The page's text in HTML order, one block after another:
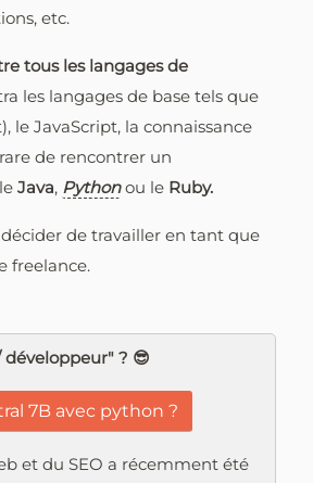
etc.
tous les langages de
les langages de base tels que
le JavaScript, la connaissance
de rencontrer un
Java, Pythonou le Ruby.
de travailler en tant que
freelance.
développeur" ? 😎
7B avec python ?
et du SEO a récemment été